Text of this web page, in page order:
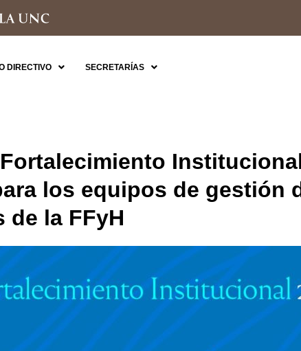
DIRECTIVO SECRETARÍAS
los equipos de gestión
de la FFyH